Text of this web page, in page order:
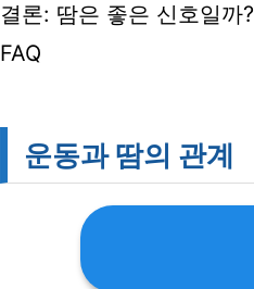
결론: 땀은 좋은 신호일까?
FAQ
운동과 땀의 관계